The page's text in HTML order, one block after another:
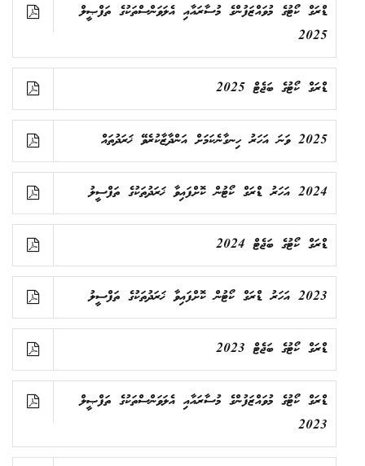
ޑްރަގް ކޯޓުގެ މުވައްޒަފުންގެ މުސާރައާއި އެލަވަންސްތަކުގެ ތަފްޞީލް
2025
ޑްރަގް ކޯޓުގެ ބަޖެޓް 2025
2025 ވަނަ އަހަރު ހިނގާނެކަމަށް އަންދާޒާކުރެވޭ ޚަރަދުތައް
2024 އަހަރު ޑްރަގް ކޯޓުން ކޮށްފައިވާ ޚަރަދުތަކުގެ ތަފްސީލު
ޑްރަގް ކޯޓުގެ ބަޖެޓް 2024
2023 އަހަރު ޑްރަގް ކޯޓުން ކޮށްފައިވާ ޚަރަދުތަކުގެ ތަފްސީލު
ޑްރަގް ކޯޓުގެ ބަޖެޓް 2023
ޑްރަގް ކޯޓުގެ މުވައްޒަފުންގެ މުސާރައާއި އެލަވަންސްތަކުގެ ތަފްޞީލް
2023